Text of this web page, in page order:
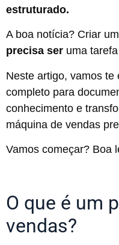
estruturado.
A boa notícia? Criar
precisa ser uma
Neste artigo, vamos
completo para
conhecimento e
máquina de vendas
Vamos começar? Boa
O que é um
vendas?